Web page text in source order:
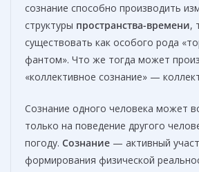
сознание способно производить
структуры пространства-времени,
существовать как особого рода
фантом». Что же тогда может
«коллективное сознание» —
Сознание одного человека может
только на поведение другого
погоду. Сознание — активный
формирования физической